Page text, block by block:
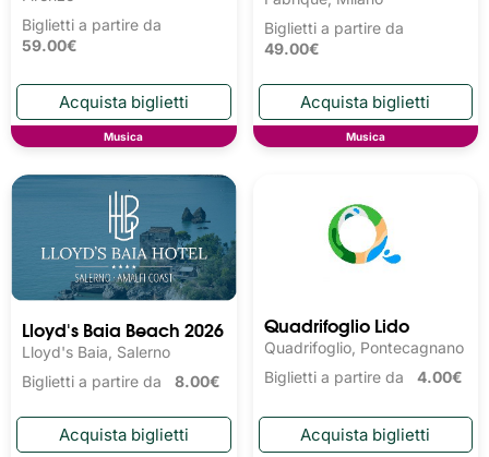
Biglietti a partire da
59.00€
Musica
Biglietti a partire da
49.00€
Musica
Lloyd's Baia Beach 2026
Lloyd's Baia, Salerno
Biglietti a partire da 8.00€
Quadrifoglio Lido
Quadrifoglio, Pontecagnano
Biglietti a partire da 4.00€